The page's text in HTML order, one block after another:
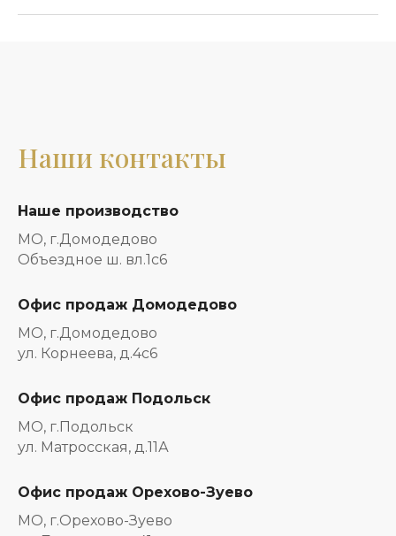
Наши контакты
Наше производство
МО, г.Домодедово
Объездное ш. вл.1с6
Офис продаж Домодедово
МО, г.Домодедово
ул. Корнеева, д.4с6
Офис продаж Подольск
МО, г.Подольск
ул. Матросская, д.11А
Офис продаж Орехово-Зуево
МО, г.Орехово-Зуево